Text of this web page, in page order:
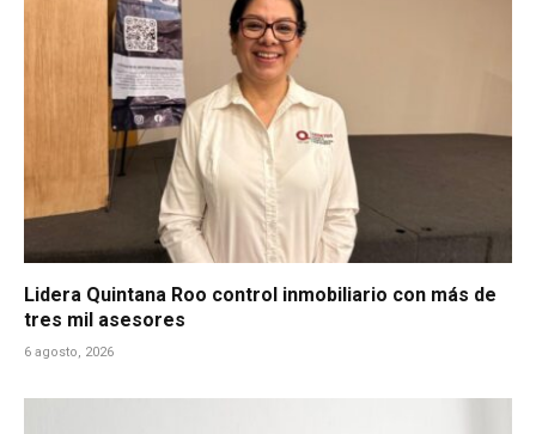
Lidera Quintana Roo control inmobiliario con más de
tres mil asesores
6 agosto, 2026